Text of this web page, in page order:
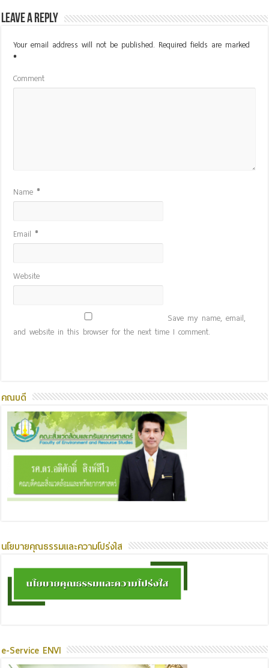
Leave a Reply
Your email address will not be published. Required fields are marked
*
Comment
Name*
Email*
Website
Save my name, email,
and website in this browser for the next time I comment.
คณบดี
นโยบายคุณธรรมและความโปร่งใส
e-Service ENVI